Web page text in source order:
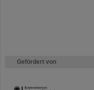
Gefördert von
HMWK